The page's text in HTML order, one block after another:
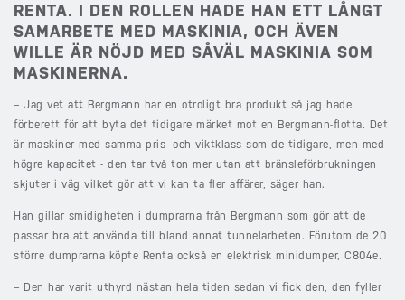
RENTA. I DEN ROLLEN HADE HAN ETT LÅNGT
SAMARBETE MED MASKINIA, OCH ÄVEN
WILLE ÄR NÖJD MED SÅVÄL MASKINIA SOM
MASKINERNA.
– Jag vet att Bergmann har en otroligt bra produkt så jag hade
förberett för att byta det tidigare märket mot en Bergmann-flotta. Det
är maskiner med samma pris- och viktklass som de tidigare, men med
högre kapacitet - den tar två ton mer utan att bränsleförbrukningen
skjuter i väg vilket gör att vi kan ta fler affärer, säger han.
Han gillar smidigheten i dumprarna från Bergmann som gör att de
passar bra att använda till bland annat tunnelarbeten. Förutom de 20
större dumprarna köpte Renta också en elektrisk minidumper, C804e.
– Den har varit uthyrd nästan hela tiden sedan vi fick den, den fyller